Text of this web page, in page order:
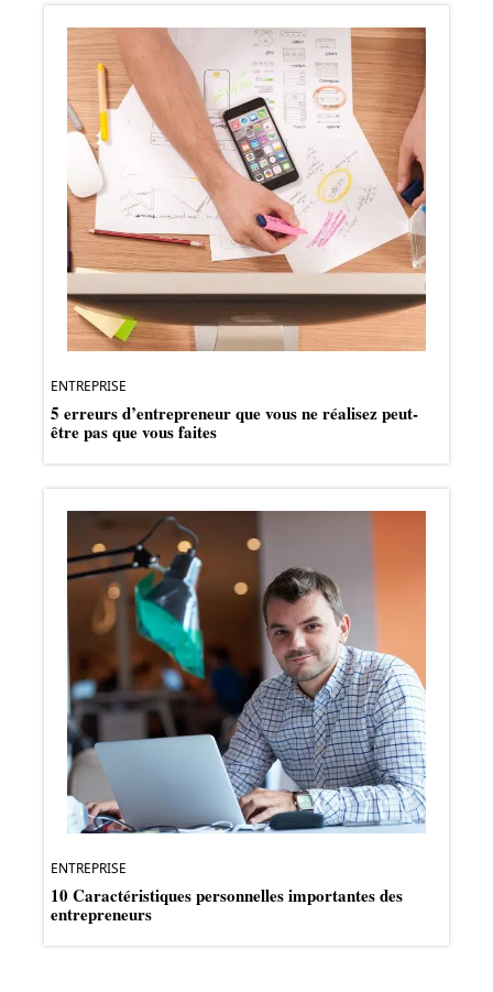
ENTREPRISE
5 erreurs d’entrepreneur que vous ne réalisez peut-
être pas que vous faites
ENTREPRISE
10 Caractéristiques personnelles importantes des
entrepreneurs